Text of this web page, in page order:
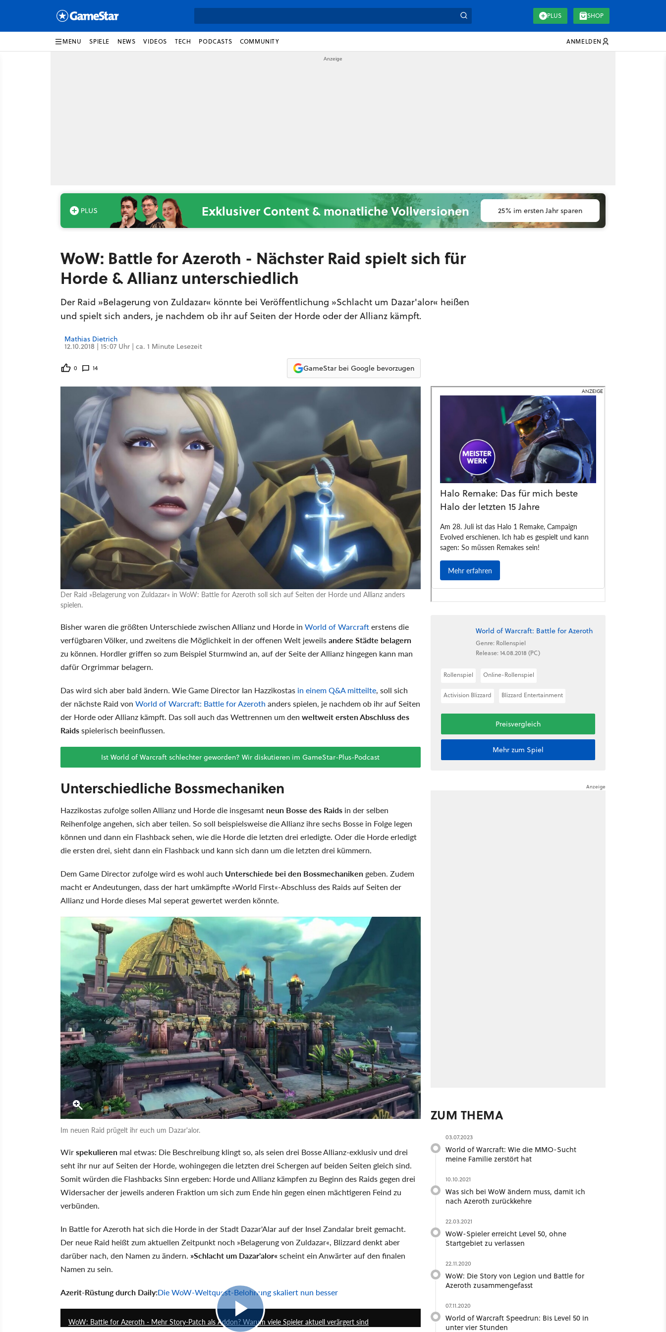
PLUS SHOP
MENU SPIELE NEWS VIDEOS TECH PODCASTS COMMUNITY ANMELDEN
Exklusiver Content & monatliche Vollversionen 25% im ersten Jahr sparen
WoW: Battle for Azeroth - Nächster Raid spielt sich für
Horde & Allianz unterschiedlich
Der Raid »Belagerung von Zuldazar« könnte bei Veröffentlichung »Schlacht um Dazar'alor« heißen
und spielt sich anders, je nachdem ob ihr auf Seiten der Horde oder der Allianz kämpft.
Mathias Dietrich
12.10.2018 | 15:07 Uhr | ca. 1 Minute Lesezeit
0 14 GameStar bei Google bevorzugen
Der Raid »Belagerung von Zuldazar« in WoW: Battle for Azeroth soll sich auf Seiten der Horde und Allianz anders
spielen.
Bisher waren die größten Unterschiede zwischen Allianz und Horde in World of Warcrafterstens die
verfügbaren Völker, und zweitens die Möglichkeit in der offenen Welt jeweilsandere Städte belagern
zu können. Hordler griffen so zum Beispiel Sturmwind an, auf der Seite der Allianz hingegen kann man
dafür Orgrimmar belagern.
Das wird sich aber bald ändern. Wie Game Director Ian Hazzikostas in einem Q&A mitteilte, soll sich
der nächste Raid von World of Warcraft: Battle for Azeroth anders spielen, je nachdem ob ihr auf Seiten
der Horde oder Allianz kämpft. Das soll auch das Wettrennen um den weltweit ersten Abschluss des
Raidsspielerisch beeinflussen.
Ist World of Warcraft schlechter geworden? Wir diskutieren im GameStar-Plus-Podcast
Unterschiedliche Bossmechaniken
Hazzikostas zufolge sollen Allianz und Horde die insgesamt neun Bosse des Raids in der selben
Reihenfolge angehen, sich aber teilen. So soll beispielsweise die Allianz ihre sechs Bosse in Folge legen
können und dann ein Flashback sehen, wie die Horde die letzten drei erledigte. Oder die Horde erledigt
die ersten drei, sieht dann ein Flashback und kann sich dann um die letzten drei kümmern.
Dem Game Director zufolge wird es wohl auch Unterschiede bei den Bossmechaniken geben. Zudem
macht er Andeutungen, dass der hart umkämpfte »World First«-Abschluss des Raids auf Seiten der
Allianz und Horde dieses Mal seperat gewertet werden könnte.
Im neuen Raid prügelt ihr euch um Dazar'alor.
Wirspekulieren mal etwas: Die Beschreibung klingt so, als seien drei Bosse Allianz-exklusiv und drei
seht ihr nur auf Seiten der Horde, wohingegen die letzten drei Schergen auf beiden Seiten gleich sind.
Somit würden die Flashbacks Sinn ergeben: Horde und Allianz kämpfen zu Beginn des Raids gegen drei
Widersacher der jeweils anderen Fraktion um sich zum Ende hin gegen einen mächtigeren Feind zu
verbünden.
In Battle for Azeroth hat sich die Horde in der Stadt Dazar'Alar auf der Insel Zandalar breit gemacht.
Der neue Raid heißt zum aktuellen Zeitpunkt noch »Belagerung von Zuldazar«, Blizzard denkt aber
darüber nach, den Namen zu ändern. »Schlacht um Dazar'alor«scheint ein Anwärter auf den finalen
Namen zu sein.
Azerit-Rüstung durch Daily:Die WoW-Weltquest-Belohnung skaliert nun besser
WoW: Battle for Azeroth - Mehr Story-Patch als Addon? Warum viele Spieler aktuell verärgert sind
World of Warcraft: Battle for Azeroth
Genre: Rollenspiel
Release: 14.08.2018 (PC)
Rollenspiel Online-Rollenspiel
Activision Blizzard Blizzard Entertainment
Preisvergleich
Mehr zum Spiel
ZUM THEMA
03.07.2023
World of Warcraft: Wie die MMO-Sucht
meine Familie zerstört hat
10.10.2021
Was sich bei WoW ändern muss, damit ich
nach Azeroth zurückkehre
22.03.2021
WoW-Spieler erreicht Level 50, ohne
Startgebiet zu verlassen
22.11.2020
WoW: Die Story von Legion und Battle for
Azeroth zusammengefasst
07.11.2020
World of Warcraft Speedrun: Bis Level 50 in
unter vier Stunden